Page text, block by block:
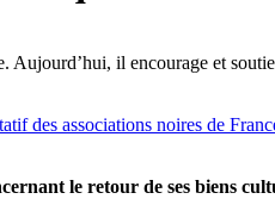
il encourage et
des associations noires de
le retour de ses biens